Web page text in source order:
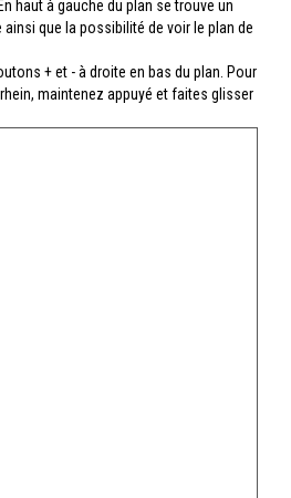
. En haut à gauche du plan se trouve un
que la possibilité de voir le plan de
+ et - à droite en bas du plan. Pour
maintenez appuyé et faites glisser